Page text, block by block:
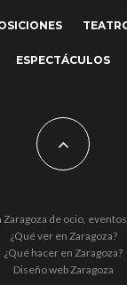
ESPECTÁCULOS
Zaragoza de ocio,
¿Qué ver en Zaragoza?
¿Qué hacer en Zaragoza?
Diseño web Zaragoza